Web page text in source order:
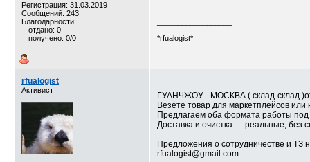
Регистрация: 31.03.2019
Сообщений: 243
Благодарности:
отдано: 0
получено: 0/0
*rfualogist*
rfualogist
Активист
ГУАНЧЖОУ - МОСКВА ( склад-склад
Везёте товар для маркетплейсов
Предлагаем оба формата работы
Доставка и очистка — реальные, без
Предложения о сотрудничестве и ТЗ
rfualogist@gmail.com